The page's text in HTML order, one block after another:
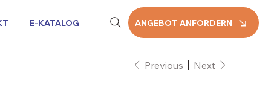
ANGEBOT ANFORDERN
E-KATALOG
Previous Next